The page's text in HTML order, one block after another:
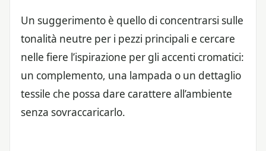
Un suggerimento è quello di concentrarsi sulle
tonalità neutre per i pezzi principali e cercare
nelle fiere l’ispirazione per gli accenti cromatici:
un complemento, una lampada o un dettaglio
tessile che possa dare carattere all’ambiente
senza sovraccaricarlo.